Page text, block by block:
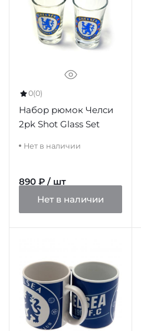
0(0)
Набор рюмок Челси
2pk Shot Glass Set
Нет в наличии
890 ₽ / шт
Нет в наличии